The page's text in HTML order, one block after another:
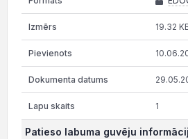
19.32
1
Patieso labuma guvēju